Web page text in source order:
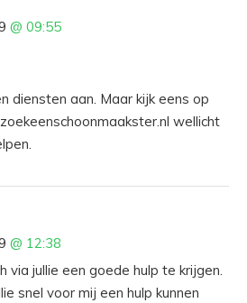
@ 09:55
diensten aan. Maar kijk eens op
wellicht
@ 12:38
via jullie een goede hulp te krijgen.
snel voor mij een hulp kunnen